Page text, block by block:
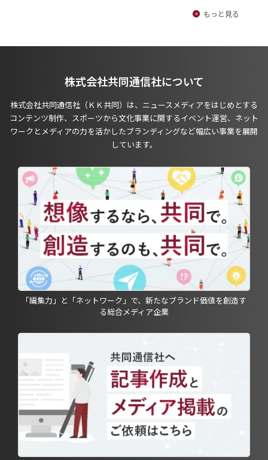
もっと見る
株式会社共同通信社について
株式会社共同通信社（ＫＫ共同）は、ニュースメディアをはじめとする
コンテンツ制作、スポーツから文化事業に関するイベント運営、ネット
ワークとメディアの力を活かしたブランディングなど幅広い事業を展開
しています。
「編集力」と「ネットワーク」で、新たなブランド価値を創造す
る総合メディア企業